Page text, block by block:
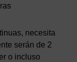
necesita
serán de 2
o incluso